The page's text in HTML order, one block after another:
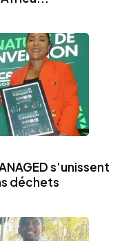
s'unissent
déchets